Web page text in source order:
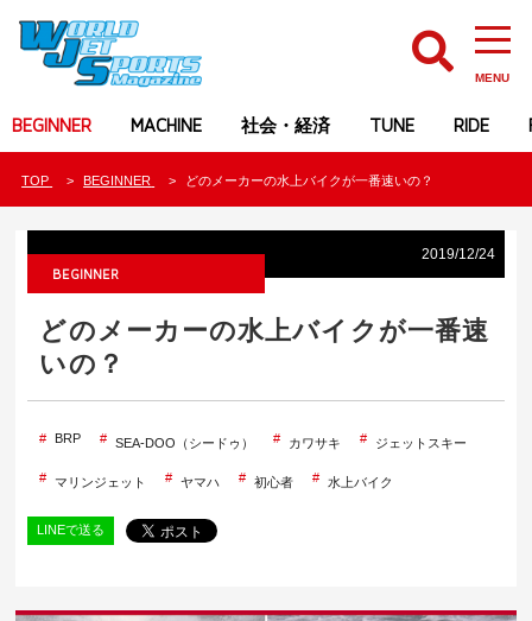
MENU
BEGINNER MACHINE 社会・経済 TUNE RIDE
TOP BEGINNER どのメーカーの水上バイクが一番速いの？
2019/12/24
BEGINNER
どのメーカーの水上バイクが一番速
いの？
BRP SEA-DOO（シードゥ） カワサキ ジェットスキー
マリンジェット ヤマハ 初心者 水上バイク
LINEで送る